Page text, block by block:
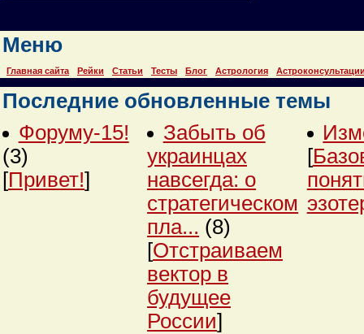
Меню
Главная сайта Рейки Статьи Тесты Блог Астрология
Последние обновленные темы
Форуму-15!
(3)
[Привет!]
Забыть об
украинцах
навсегда: о
стратегическом
пла... (8)
[Отстраиваем
вектор в
будущее
России]
[